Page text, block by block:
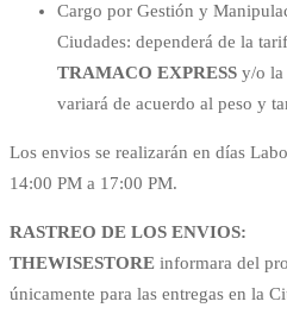
Cargo por Gestión y
Ciudades: dependerá de la
TRAMACO EXPRESS y/o la
variará de acuerdo al peso y
Los envios se realizarán en días
14:00 PM a 17:00 PM.
RASTREO DE LOS ENVIOS:
THEWISESTORE informara del
únicamente para las entregas en la